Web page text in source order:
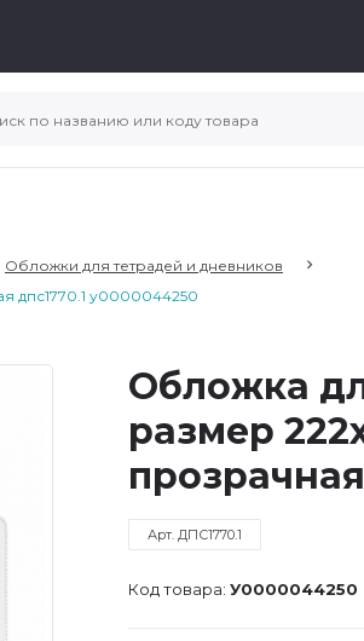
Обложки для тетрадей и дневников
дпс1770.1 у0000044250
Обложка
размер
прозрачная
Арт. ДПС1770.1
Код товара: У0000044250